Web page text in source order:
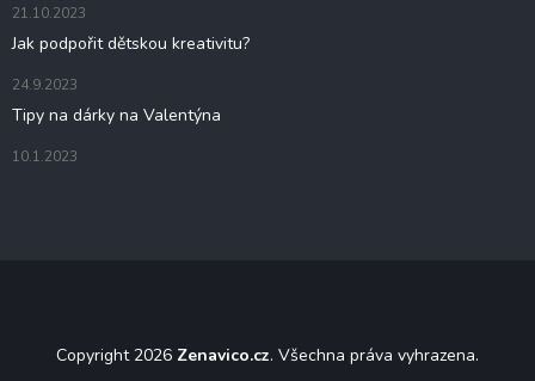
21.10.2023
Jak podpořit dětskou kreativitu?
24.9.2023
Tipy na dárky na Valentýna
10.1.2023
Copyright 2026 Zenavico.cz. Všechna práva vyhrazena.